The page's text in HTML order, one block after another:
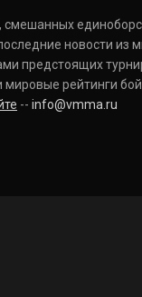
новости из
предстоящих
рейтинги
-- info@vmma.ru